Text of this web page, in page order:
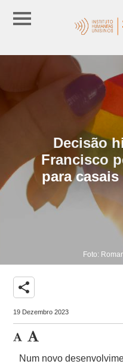
Decisão
Francisco
para
Foto:
share
19 Dezembro 2023
Num novo